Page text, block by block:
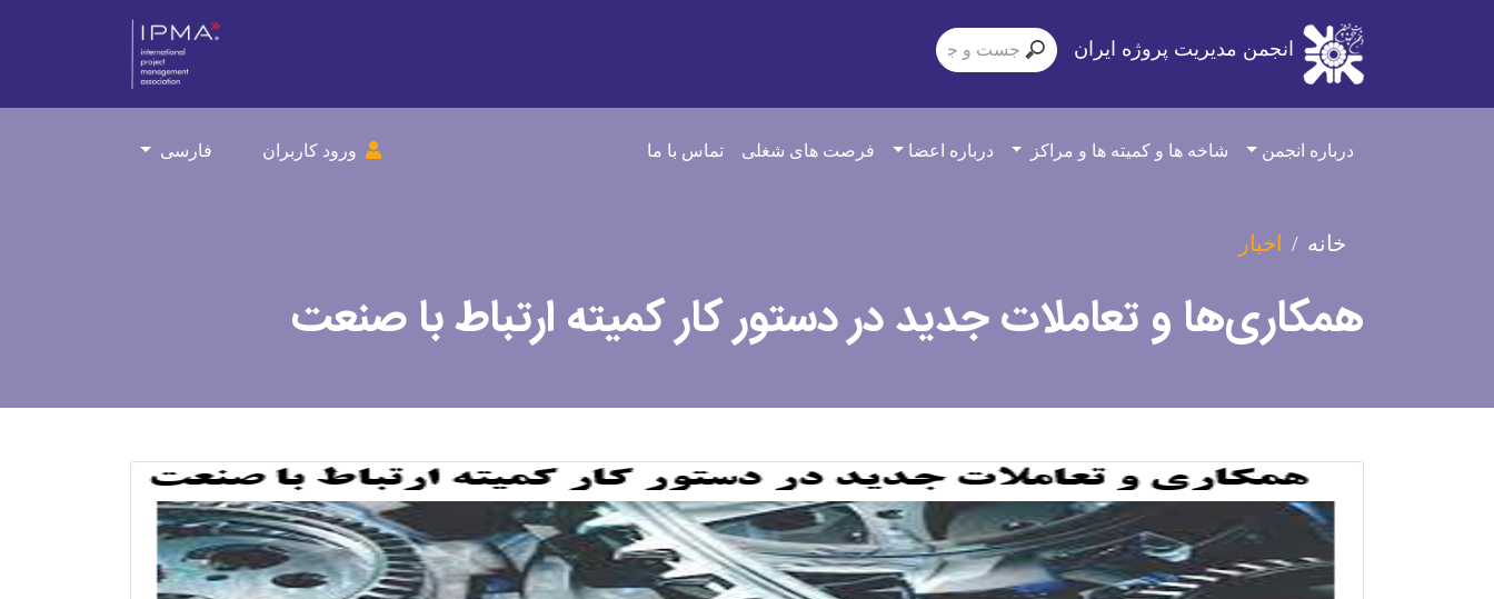
انجمن مدیریت پروژه ایران
ورود کاربران فارسی درباره انجمن شاخه ها و کمیته ها و مراکز درباره اعضا فرصت های شغلی تماس با ما
خانه اخبار
همکاری‌ها و تعاملات جدید در دستور کار کمیته ارتباط با صنعت